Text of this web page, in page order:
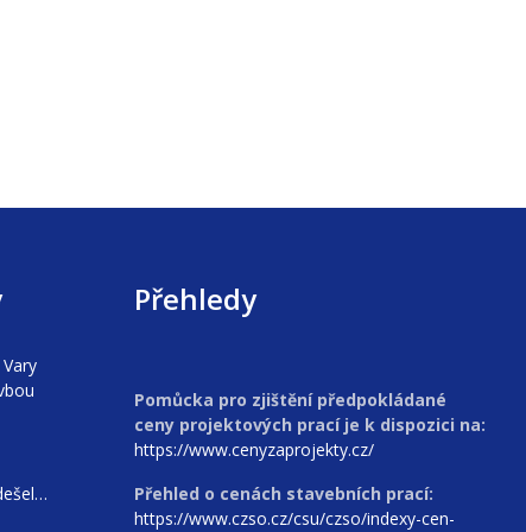
Přehledy
Pomůcka pro zjištění předpokládané
ceny projektových prací je k dispozici na:
https://www.cenyzaprojekty.cz/
Přehled o cenách stavebních prací:
https://www.czso.cz/csu/czso/indexy-cen-